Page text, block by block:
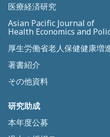
医療経済研究
Asian Pacific Journal of
Health Economics and
厚生労働省老人保健健康増
著書紹介
その他資料
研究助成
本年度公募